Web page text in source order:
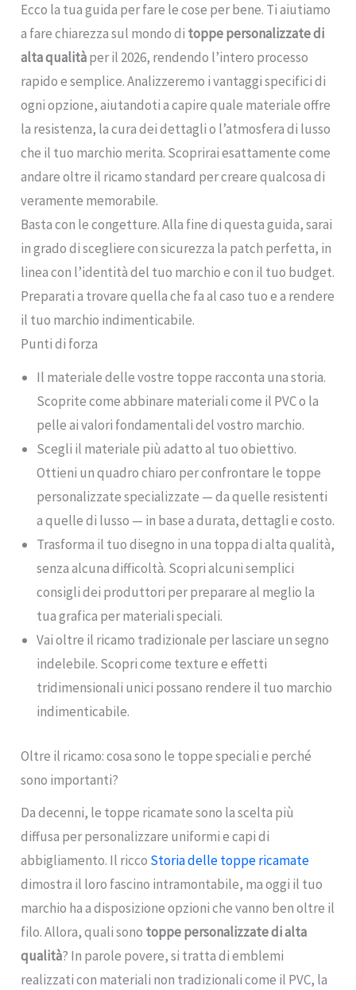
Ecco la tua guida per fare le cose per bene. Ti aiutiamo
a fare chiarezza sul mondo di toppe personalizzate di
alta qualitàper il 2026, rendendo l’intero processo
rapido e semplice. Analizzeremo i vantaggi specifici di
ogni opzione, aiutandoti a capire quale materiale offre
la resistenza, la cura dei dettagli o l’atmosfera di lusso
che il tuo marchio merita. Scoprirai esattamente come
andare oltre il ricamo standard per creare qualcosa di
veramente memorabile.
Basta con le congetture. Alla fine di questa guida, sarai
in grado di scegliere con sicurezza la patch perfetta, in
linea con l’identità del tuo marchio e con il tuo budget.
Preparati a trovare quella che fa al caso tuo e a rendere
il tuo marchio indimenticabile.
Punti di forza
Il materiale delle vostre toppe racconta una storia.
Scoprite come abbinare materiali come il PVC o la
pelle ai valori fondamentali del vostro marchio.
Scegli il materiale più adatto al tuo obiettivo.
Ottieni un quadro chiaro per confrontare le toppe
personalizzate specializzate — da quelle resistenti
a quelle di lusso — in base a durata, dettagli e costo.
Trasforma il tuo disegno in una toppa di alta qualità,
senza alcuna difficoltà. Scopri alcuni semplici
consigli dei produttori per preparare al meglio la
tua grafica per materiali speciali.
Vai oltre il ricamo tradizionale per lasciare un segno
indelebile. Scopri come texture e effetti
tridimensionali unici possano rendere il tuo marchio
indimenticabile.
Oltre il ricamo: cosa sono le toppe speciali e perché
sono importanti?
Da decenni, le toppe ricamate sono la scelta più
diffusa per personalizzare uniformi e capi di
abbigliamento. Il ricco Storia delle toppe ricamate
dimostra il loro fascino intramontabile, ma oggi il tuo
marchio ha a disposizione opzioni che vanno ben oltre il
filo. Allora, quali sono toppe personalizzate di alta
qualità? In parole povere, si tratta di emblemi
realizzati con materiali non tradizionali come il PVC, la